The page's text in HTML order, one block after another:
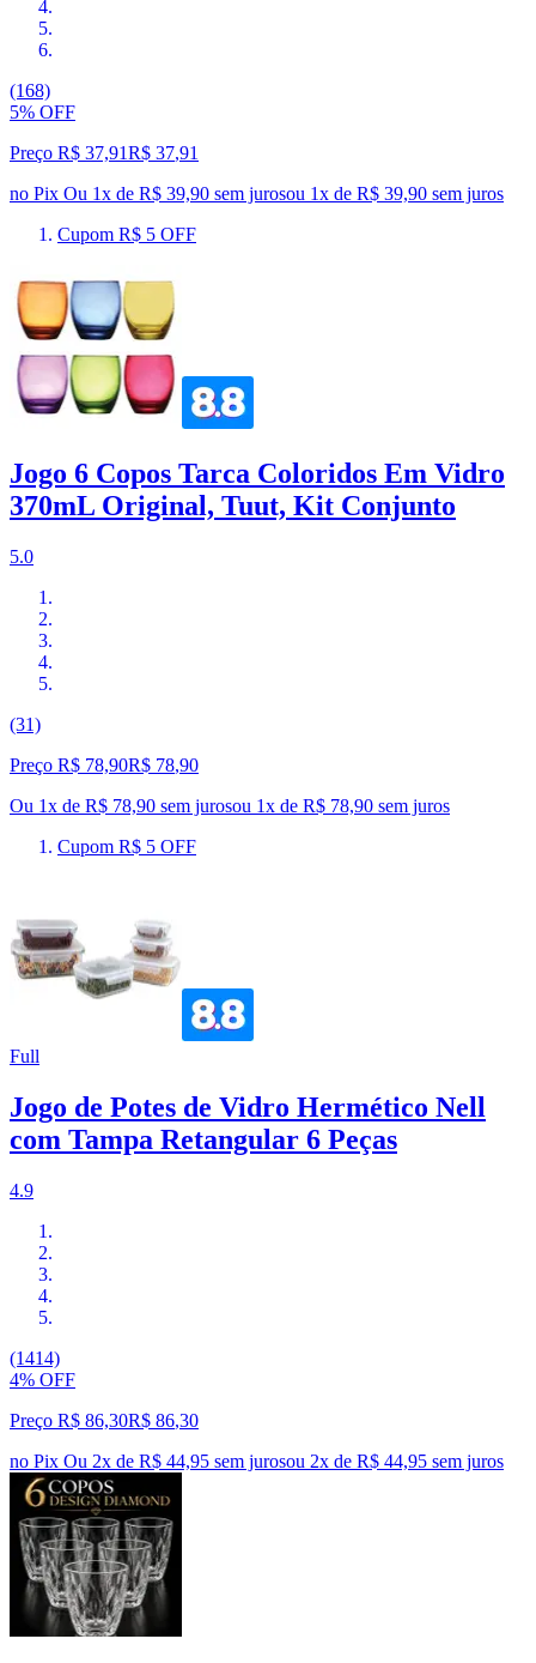
(168)
5% OFF
Preço R$ 37,91R$ 37,91
no Pix Ou 1x de R$ 39,90 sem jurosou 1x de R$ 39,90 sem juros
Cupom R$ 5 OFF
Jogo 6 Copos Tarca Coloridos Em Vidro
370mL Original, Tuut, Kit Conjunto
5.0
(31)
Preço R$ 78,90R$ 78,90
Ou 1x de R$ 78,90 sem jurosou 1x de R$ 78,90 sem juros
Cupom R$ 5 OFF
Full
Jogo de Potes de Vidro Hermético Nell
com Tampa Retangular 6 Peças
4.9
(1414)
4% OFF
Preço R$ 86,30R$ 86,30
no Pix Ou 2x de R$ 44,95 sem jurosou 2x de R$ 44,95 sem juros